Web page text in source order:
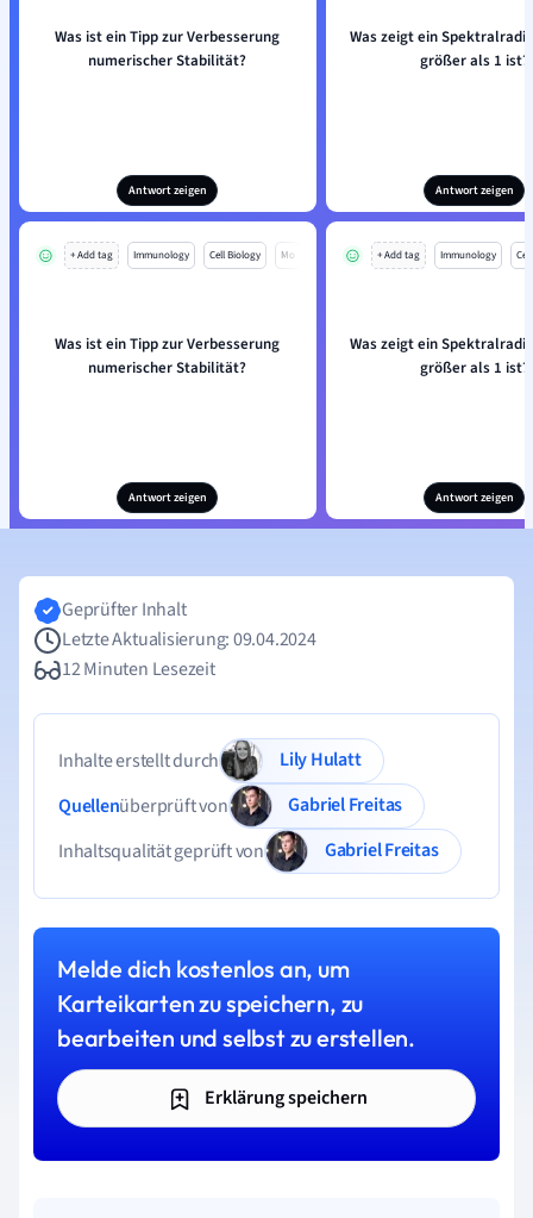
Was ist ein Tipp zur Verbesserung
numerischer Stabilität?
Antwort zeigen
Was zeigt ein
größer als 1 ist?
Antwort zeigen
+ Add tag Immunology Cell Biology Mo
Was ist ein Tipp zur Verbesserung
numerischer Stabilität?
Antwort zeigen
+ Add tag Immunology
Was zeigt ein
größer als 1 ist?
Antwort zeigen
Geprüfter Inhalt
Letzte Aktualisierung: 09.04.2024
12 Minuten Lesezeit
Inhalte erstellt durch
Lily Hulatt
Quellenüberprüft von
Gabriel Freitas
Inhaltsqualität geprüft von
Gabriel Freitas
Melde dich kostenlos an, um
Karteikarten zu speichern, zu
bearbeiten und selbst zu erstellen.
Erklärung speichern